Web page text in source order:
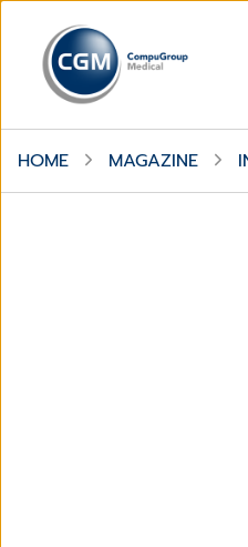
HOME MAGAZINE